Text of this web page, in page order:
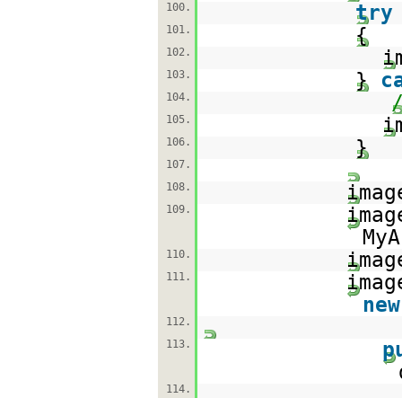
100.
try
101. {
102.
103. }
104.
105.
106. }
107.
108.
109.
110.
111.
new
112.
113.
114.